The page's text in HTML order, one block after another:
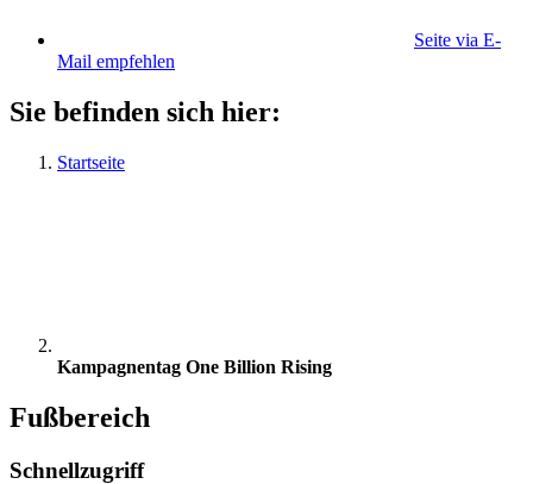
Seite via E-
Mail empfehlen
Sie befinden sich hier:
Startseite
Kampagnentag One Billion Rising
Fußbereich
Schnellzugriff